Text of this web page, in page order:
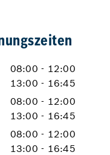
08:00 - 12:00
13:00 - 16:45
08:00 - 12:00
13:00 - 16:45
08:00 - 12:00
13:00 - 16:45